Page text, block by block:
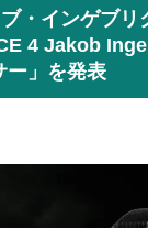
・インゲブリ
4 Jakob
ー」を発表